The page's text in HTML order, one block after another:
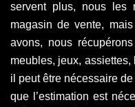
servent plus, nous les
magasin de vente,
avons, nous
meubles, jeux,
il peut être nécessaire
que l’estimation est